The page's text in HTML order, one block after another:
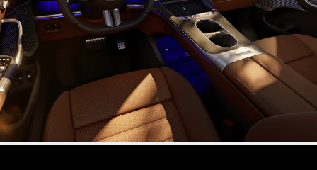
Coupé
Alle Coupés
CLE Coupé
Mercedes-